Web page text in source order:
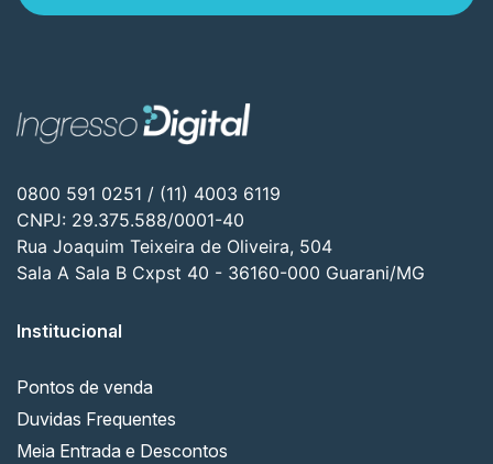
0800 591 0251 / (11) 4003 6119
CNPJ: 29.375.588/0001-40
Rua Joaquim Teixeira de Oliveira, 504
Sala A Sala B Cxpst 40 - 36160-000 Guarani/MG
Institucional
Pontos de venda
Duvidas Frequentes
Meia Entrada e Descontos